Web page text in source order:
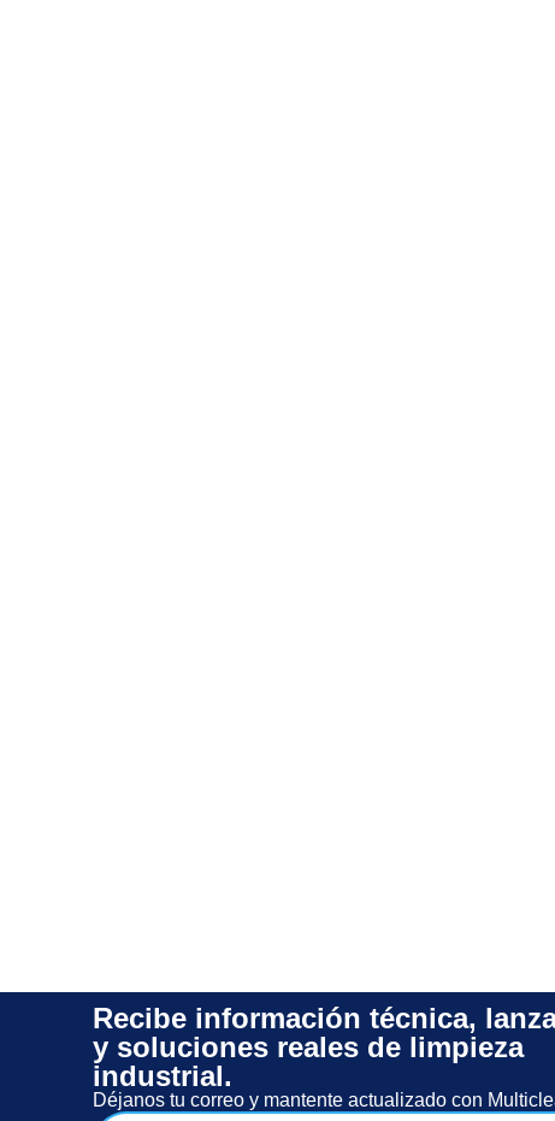
Recibe información técnica,
y soluciones reales de limpieza
industrial.
Déjanos tu correo y mantente actualizado con